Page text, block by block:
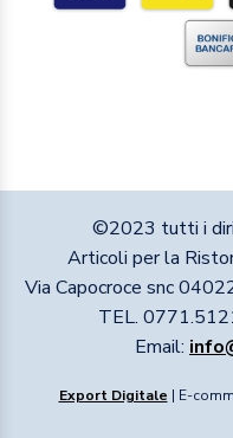
©2023 tutti i
Articoli per la
Via Capocroce snc
TEL.
Email:
Export Digitale | E-